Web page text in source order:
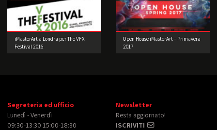
iMasterArt a Londra per The VFX
Festival 2016
Open House iMasterArt – Primavera
2017
Segreteria ed ufficio
Lunedì - Venerdì
09:30-13:30 15:00-18:30
Newsletter
Resta aggiornato!
ISCRIVITI